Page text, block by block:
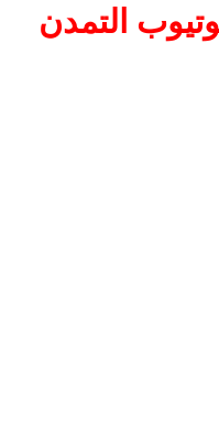
التمدن